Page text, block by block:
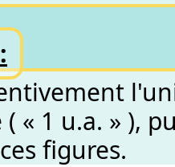
« 1 u.a. » ),
figures.